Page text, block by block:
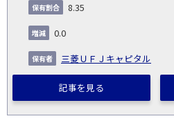
8.35
0.0
三菱ＵＦＪキャピタル
記事を見る